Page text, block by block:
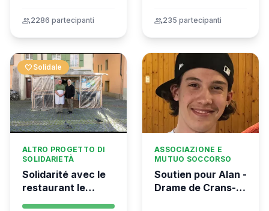
group2286 partecipanti group235 partecipanti
favorite Solidale
ALTRO PROGETTO DI
SOLIDARIETÀ
Solidarité avec le
restaurant le
ASSOCIAZIONE E
MUTUO SOCCORSO
Soutien pour Alan -
Drame de Crans-